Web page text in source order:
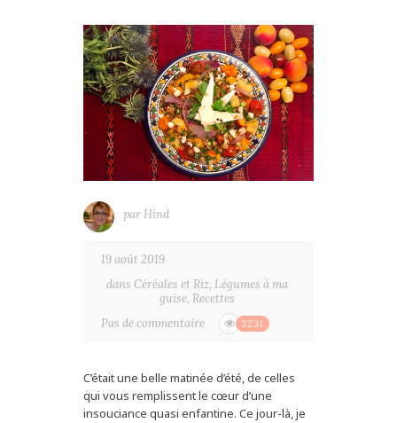
par Hind
19 août 2019
dans Céréales et Riz, Légumes à ma
guise, Recettes
Pas de commentaire
3231
C’était une belle matinée d’été, de celles
qui vous remplissent le cœur d’une
insouciance quasi enfantine. Ce jour-là, je